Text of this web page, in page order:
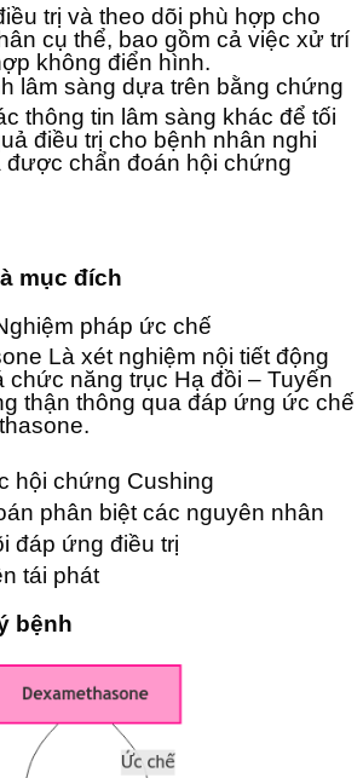
trị và theo dõi phù hợp cho
cụ thể, bao gồm cả việc xử trí
không điển hình.
lâm sàng dựa trên bằng chứng
thông tin lâm sàng khác để tối
điều trị cho bệnh nhân nghi
được chẩn đoán hội chứng
mục đích
pháp ức chế
Là xét nghiệm nội tiết động
chức năng trục Hạ đồi – Tuyến
thận thông qua đáp ứng ức chế
hội chứng Cushing
phân biệt các nguyên nhân
đáp ứng điều trị
tái phát
bệnh